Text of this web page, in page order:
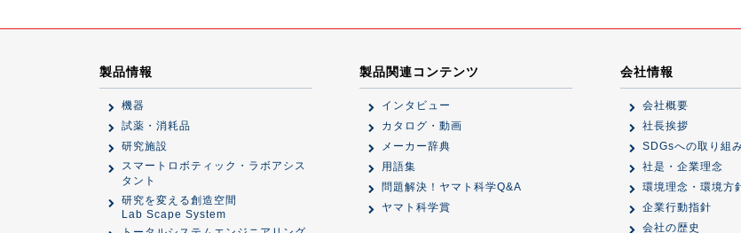
製品情報
機器
試薬・消耗品
研究施設
スマートロボティック・ラボアシス
タント
研究を変える創造空間
Lab Scape System
製品関連コンテンツ
インタビュー
カタログ・動画
メーカー辞典
用語集
問題解決！ヤマト科学Q&A
ヤマト科学賞
会社情報
会社概要
社長挨拶
SDGsへの取り組
社是・企業理念
環境理念・環境方
企業行動指針
会社の歴史